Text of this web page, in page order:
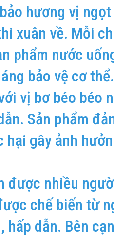
hương vị
xuân về. Mỗi
phẩm nước
bảo vệ cơ thể.
vị bơ béo béo
Sản phẩm
gây ảnh
được nhiều
chế biến từ
dẫn. Bên